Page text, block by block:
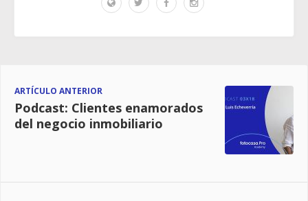
ARTÍCULO ANTERIOR
Podcast: Clientes enamorados
del negocio inmobiliario